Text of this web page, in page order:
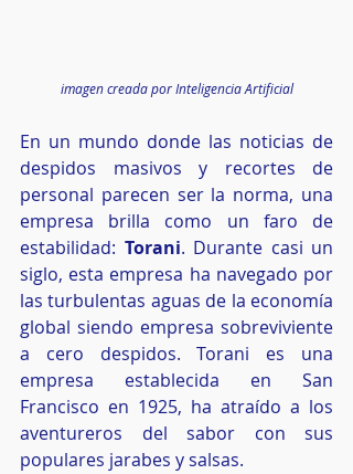
imagen creada por Inteligencia Artificial
En un mundo donde las noticias de
despidos masivos y recortes de
personal parecen ser la norma, una
empresa brilla como un faro de
estabilidad: Torani. Durante casi un
siglo, esta empresa ha navegado por
las turbulentas aguas de la economía
global siendo empresa sobreviviente
a cero despidos. Torani es una
empresa establecida en San
Francisco en 1925, ha atraído a los
aventureros del sabor con sus
populares jarabes y salsas.